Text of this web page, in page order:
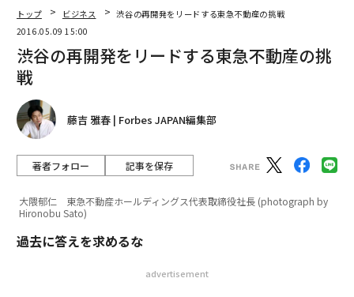
トップ ビジネス
渋谷の再開発をリードする東急不動産の挑戦
2016.05.09 15:00
渋谷の再開発をリードする東急不動産の挑
戦
藤吉 雅春 | Forbes JAPAN編集部
著者フォロー 記事を保存
大隈郁仁 東急不動産ホールディングス代表取締役社長 (photograph by
Hironobu Sato)
過去に答えを求めるな
advertisement